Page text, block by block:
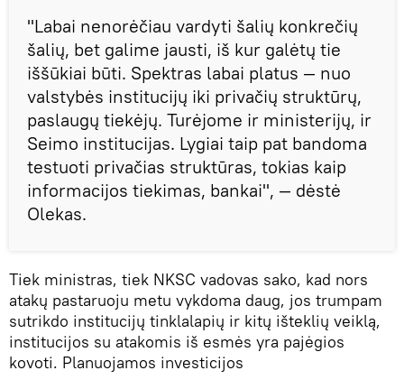
"Labai nenorėčiau vardyti šalių konkrečių
šalių, bet galime jausti, iš kur galėtų tie
iššūkiai būti. Spektras labai platus — nuo
valstybės institucijų iki privačių struktūrų,
paslaugų tiekėjų. Turėjome ir ministerijų, ir
Seimo institucijas. Lygiai taip pat bandoma
testuoti privačias struktūras, tokias kaip
informacijos tiekimas, bankai", — dėstė
Olekas.
Tiek ministras, tiek NKSC vadovas sako, kad nors
atakų pastaruoju metu vykdoma daug, jos trumpam
sutrikdo institucijų tinklalapių ir kitų išteklių veiklą,
institucijos su atakomis iš esmės yra pajėgios
kovoti. Planuojamos investicijos